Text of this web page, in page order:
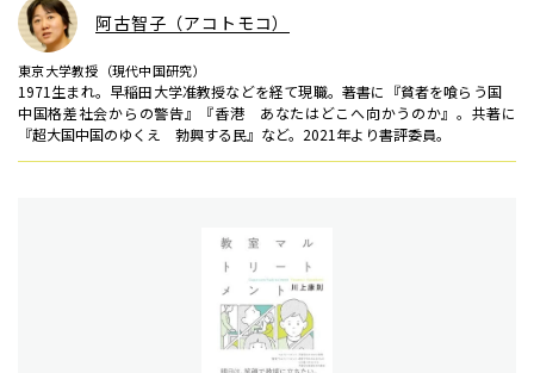
阿古智子（アコトモコ）
東京大学教授（現代中国研究）
1971生まれ。早稲田大学准教授などを経て現職。著書に『貧者を喰らう国
中国格差社会からの警告』『香港 あなたはどこへ向かうのか』。共著に
『超大国中国のゆくえ 勃興する民』など。2021年より書評委員。